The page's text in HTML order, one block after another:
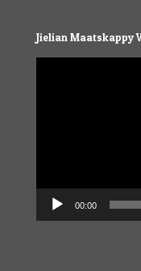
Jielian Maatskappy
00:00